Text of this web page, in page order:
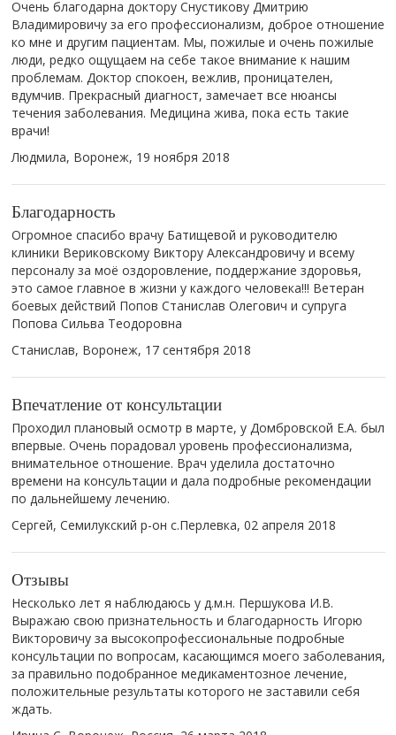
Очень благодарна доктору Снустикову Дмитрию
Владимировичу за его профессионализм, доброе отношение
ко мне и другим пациентам. Мы, пожилые и очень пожилые
люди, редко ощущаем на себе такое внимание к нашим
проблемам. Доктор спокоен, вежлив, проницателен,
вдумчив. Прекрасный диагност, замечает все нюансы
течения заболевания. Медицина жива, пока есть такие
врачи!
Людмила, Воронеж, 19 ноября 2018
Благодарность
Огромное спасибо врачу Батищевой и руководителю
клиники Вериковскому Виктору Александровичу и всему
персоналу за моё оздоровление, поддержание здоровья,
это самое главное в жизни у каждого человека!!! Ветеран
боевых действий Попов Станислав Олегович и супруга
Попова Сильва Теодоровна
Станислав, Воронеж, 17 сентября 2018
Впечатление от консультации
Проходил плановый осмотр в марте, у Домбровской Е.А. был
впервые. Очень порадовал уровень профессионализма,
внимательное отношение. Врач уделила достаточно
времени на консультации и дала подробные рекомендации
по дальнейшему лечению.
Сергей, Семилукский р-он с.Перлевка, 02 апреля 2018
Отзывы
Несколько лет я наблюдаюсь у д.м.н. Першукова И.В.
Выражаю свою признательность и благодарность Игорю
Викторовичу за высокопрофессиональные подробные
консультации по вопросам, касающимся моего заболевания,
за правильно подобранное медикаментозное лечение,
положительные результаты которого не заставили себя
ждать.